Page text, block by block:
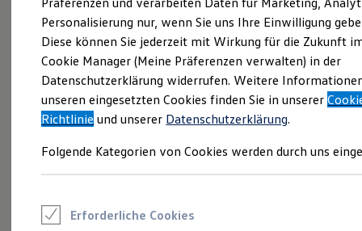
Familienautos
Kombis
Kompaktwagen
Sportwagen
Schnell verfügbare Fahrzeuge
Angebote und Produkte
Aktuelle Angebote
E-Auto-Förderung
Volkswagen Marktplatz
Junge Gebrauchtwagen und Gebrauchtwagen
Saisonangebote
Personalisierung nur, wenn Sie uns Ihre Einwilligung
Diese können Sie jederzeit mit Wirkung für die Zukunft
Cookie Manager (Meine Präferenzen verwalten) in der
Datenschutzerklärung widerrufen. Weitere
unseren eingesetzten Cookies finden Sie in unserer
Richtlinie und unserer Datenschutzerklärung.
Folgende Kategorien von Cookies werden durch uns
Erforderliche Cookies